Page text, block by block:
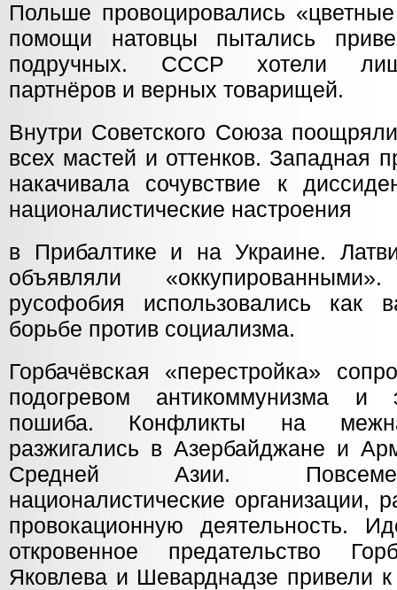
Польше провоцировались
помощи натовцы пытались
подручных. СССР хотели
партнёров и верных товарищей.
Внутри Советского Союза
всех мастей и оттенков. Западная
накачивала сочувствие к
националистические настроения
в Прибалтике и на Украине.
объявляли
русофобия использовались как
борьбе против социализма.
Горбачёвская «перестройка»
подогревом антикоммунизма и
пошиба. Конфликты на
разжигались в Азербайджане и
Средней Азии.
националистические организации,
провокационную деятельность.
откровенное предательство
Яковлева и Шеварднадзе привели к